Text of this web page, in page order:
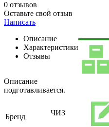
0 отзывов
Оставьте свой отзыв
Написать
Описание
Характеристики
Отзывы
Описание
подготавливается.
Бренд ЧИЗ